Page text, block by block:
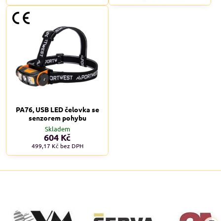
PA76, USB LED čelovka se
senzorem pohybu
Skladem
604 Kč
499,17 Kč bez DPH